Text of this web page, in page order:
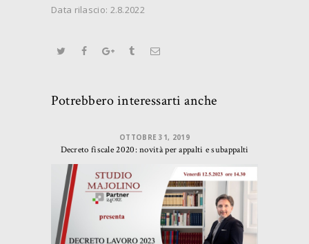
Data rilascio: 2.8.2022
Potrebbero interessarti anche
OTTOBRE 31, 2019
Decreto fiscale 2020: novità per appalti e subappalti